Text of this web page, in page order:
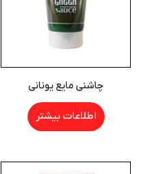
چاشنی مایع یونانی
اطلاعات بیشتر